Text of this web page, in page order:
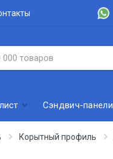
Сэндвич-панели
Корытный профиль